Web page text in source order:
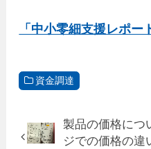
「中小零細支援レポ
資金調達
製品の価格につ
ジでの価格の違